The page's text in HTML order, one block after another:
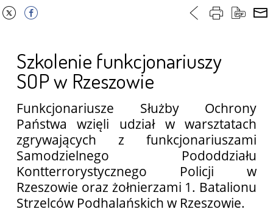
Szkolenie funkcjonariuszy
SOP w Rzeszowie
Funkcjonariusze Służby Ochrony
Państwa wzięli udział w warsztatach
zgrywających z funkcjonariuszami
Samodzielnego Pododdziału
Kontterrorystycznego Policji w
Rzeszowie oraz żołnierzami 1. Batalionu
Strzelców Podhalańskich w Rzeszowie.